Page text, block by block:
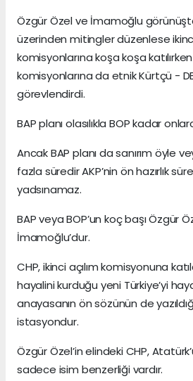
Özgür Özel ve İmamoğlu
üzerinden mitingler düzenlese ikinci
komisyonlarına koşa koşa katılırken
komisyonlarına da etnik Kürtçü -
görevlendirdi.
BAP planı olasılıkla BOP kadar
Ancak BAP planı da sanırım öyle
fazla süredir AKP’nin ön hazırlık
yadsınamaz.
BAP veya BOP’un koç başı Özgür
İmamoğlu’dur.
CHP, ikinci açılım komisyonuna
hayalini kurduğu yeni Türkiye’yi
anayasanın ön sözünün de
istasyondur.
Özgür Özel’in elindeki CHP,
sadece isim benzerliği vardır.